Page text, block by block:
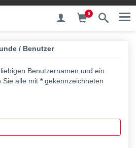
0
/ Benutzer
Benutzernamen und ein
Sie alle mit *gekennzeichneten